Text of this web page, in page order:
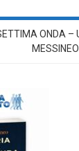
ONDA –
MESSINEO